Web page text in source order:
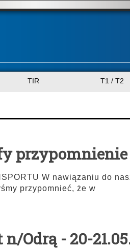
TIR T1 / T2
przypomnienie
W nawiązaniu do
przypomnieć, że w
Odrą - 20-